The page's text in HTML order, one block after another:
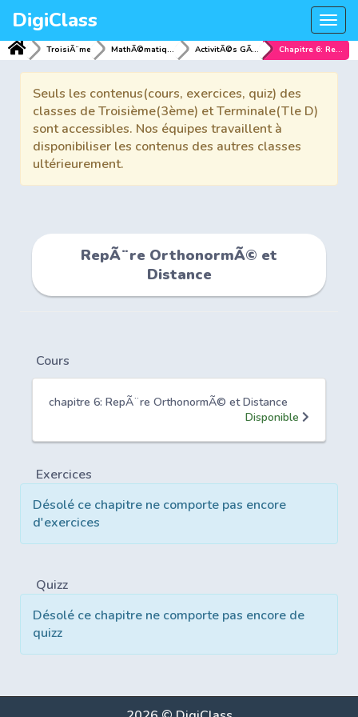
DigiClass
TroisiÃ¨me MathÃ©matiques ActivitÃ©s GÃ©omÃ©triques Chapitre 6: RepÃ¨re OrthonormÃ© et Distance
Seuls les contenus(cours, exercices, quiz) des
classes de Troisième(3ème) et Terminale(Tle D)
sont accessibles. Nos équipes travaillent à
disponibiliser les contenus des autres classes
ultérieurement.
RepÃ¨re OrthonormÃ© et
Distance
Cours
chapitre 6: RepÃ¨re OrthonormÃ© et Distance
Disponible
Exercices
Désolé ce chapitre ne comporte pas encore
d'exercices
Quizz
Désolé ce chapitre ne comporte pas encore de
quizz